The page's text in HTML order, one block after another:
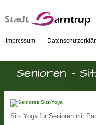
Impressum
Senioren -
Sitz Yoga für Senioren mit